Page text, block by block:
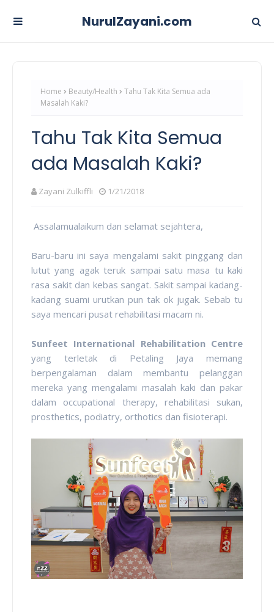
NurulZayani.com
Home Beauty/Health
Tahu Tak Kita Semua ada
Masalah Kaki?
Tahu Tak Kita Semua
ada Masalah Kaki?
Zayani Zulkiffli 1/21/2018
Assalamualaikum dan selamat sejahtera,
Baru-baru ini saya mengalami sakit pinggang dan
lutut yang agak teruk sampai satu masa tu kaki
rasa sakit dan kebas sangat. Sakit sampai kadang-
kadang suami urutkan pun tak ok jugak. Sebab tu
saya mencari pusat rehabilitasi macam ni.
Sunfeet International Rehabilitation Centre
yang terletak di Petaling Jaya memang
berpengalaman dalam membantu pelanggan
mereka yang mengalami masalah kaki dan pakar
dalam occupational therapy, rehabilitasi sukan,
prosthetics, podiatry, orthotics dan fisioterapi.